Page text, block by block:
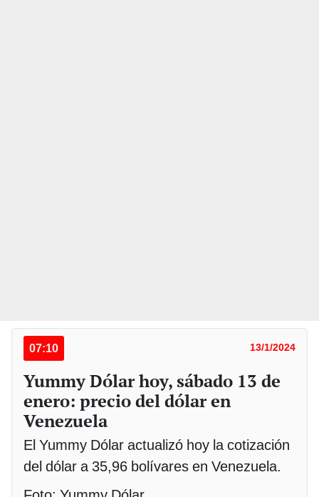
07:10 13/1/2024
Yummy Dólar hoy, sábado 13 de
enero: precio del dólar en
Venezuela
El Yummy Dólar actualizó hoy la cotización
del dólar a 35,96 bolívares en Venezuela.